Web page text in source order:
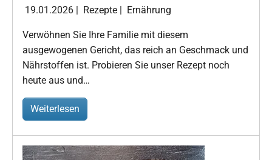
19.01.2026 | Rezepte | Ernährung
Verwöhnen Sie Ihre Familie mit diesem
ausgewogenen Gericht, das reich an Geschmack und
Nährstoffen ist. Probieren Sie unser Rezept noch
heute aus und…
Weiterlesen